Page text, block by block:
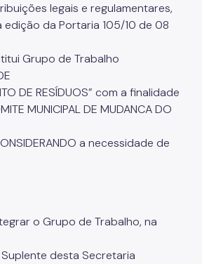
legais e regulamentares,
edição da Portaria 105/10 de 08
Grupo de Trabalho
DE RESÍDUOS” com a finalidade
MUNICIPAL DE MUDANCA DO
a necessidade de
o Grupo de Trabalho, na
desta Secretaria